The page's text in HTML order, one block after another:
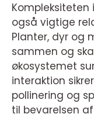
Kompleksiteten
også vigtige
Planter, dyr og
sammen og
økosystemet
interaktion
pollinering og
til bevarelsen